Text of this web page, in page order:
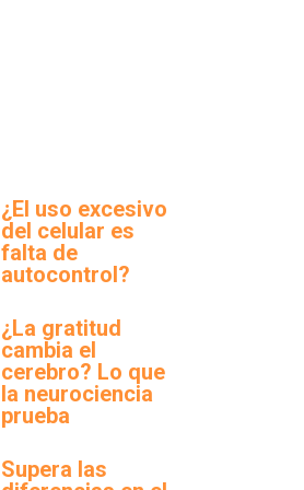
¿El uso excesivo
del celular es
falta de
autocontrol?
¿La gratitud
cambia el
cerebro? Lo que
la neurociencia
prueba
Supera las